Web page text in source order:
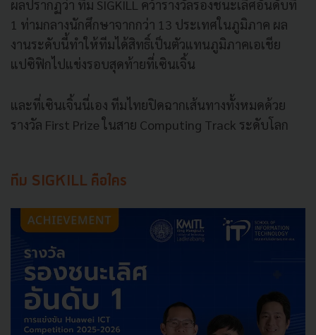
ผลปรากฏว่า ทีม SIGKILL คว้ารางวัลรองชนะเลิศอันดับที่
1 ท่ามกลางนักศึกษาจากกว่า 13 ประเทศในภูมิภาค ผล
งานระดับนี้ทำให้ทีมได้สิทธิ์เป็นตัวแทนภูมิภาคเอเชีย
แปซิฟิกไปแข่งรอบสุดท้ายที่เซินเจิ้น
และที่เซินเจิ้นนี่เอง ทีมไทยปิดฉากเส้นทางทั้งหมดด้วย
รางวัล First Prize ในสาย Computing Track ระดับโลก
ทีม SIGKILL คือใคร